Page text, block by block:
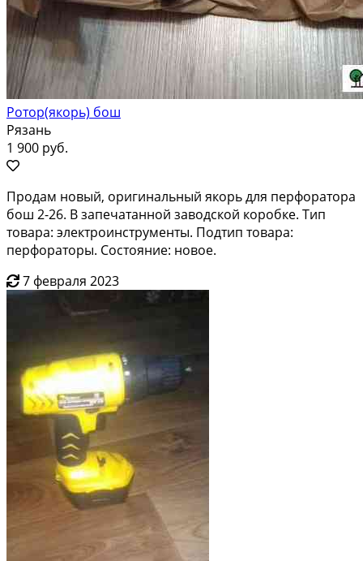
Ротор(якорь) бош
Рязань
1 900 руб.
Продам новый, оригинальный якорь для перфоратора
бош 2-26. В запечатанной заводской коробке. Тип
товара: электроинструменты. Подтип товара:
перфораторы. Состояние: новое.
7 февраля 2023